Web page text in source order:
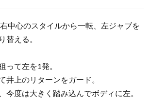
中心のスタイルから一転、左ジャブを
替える。
って左を1発。
井上のリターンをガード。
今度は大きく踏み込んでボディに左。